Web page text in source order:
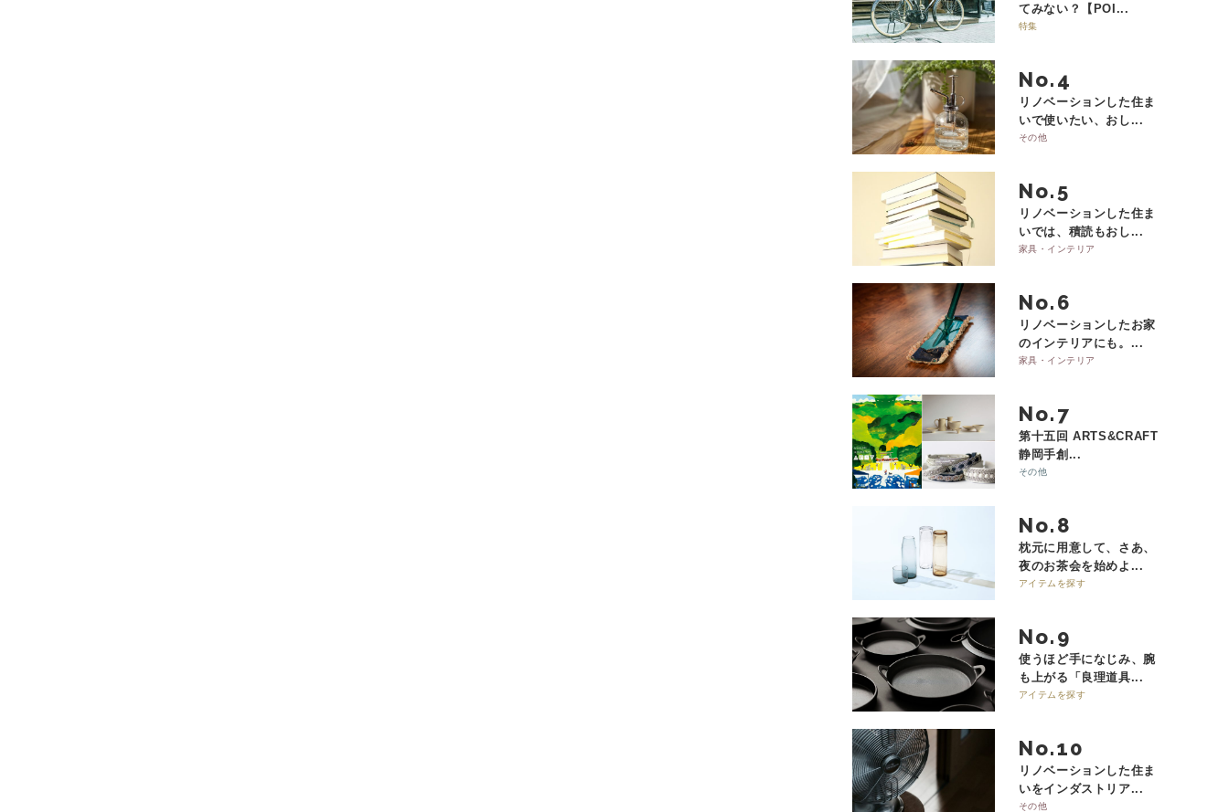
てみない？【POI...
特集
No.
リノベーションした住ま
いで使いたい、おし...
その他
No.
リノベーションした住ま
いでは、積読もおし...
家具・インテリア
No.
リノベーションしたお家
のインテリアにも。...
家具・インテリア
No.
第十五回 ARTS&CRAFT
静岡手創...
その他
No.
枕元に用意して、さあ、
夜のお茶会を始めよ...
アイテムを探す
No.
使うほど手になじみ、腕
も上がる「良理道具...
アイテムを探す
No.
リノベーションした住ま
いをインダストリア...
その他